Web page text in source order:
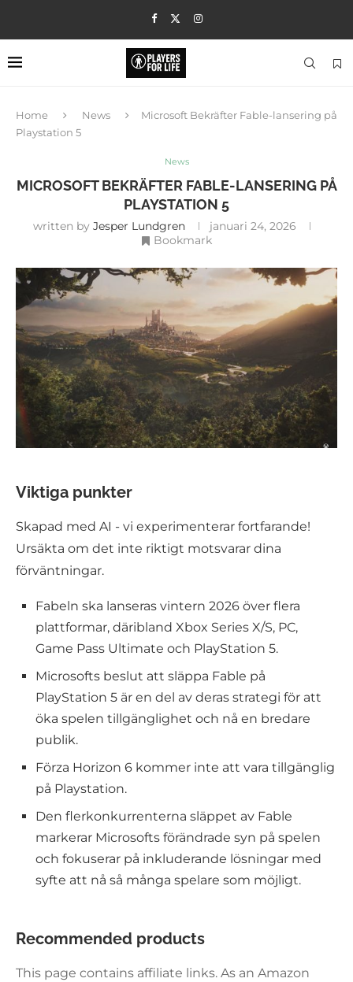
Home News
Microsoft Bekräfter Fable-lansering på
Playstation 5
News
MICROSOFT BEKRÄFTER FABLE-LANSERING PÅ
PLAYSTATION 5
written by Jesper Lundgren
januari 24, 2026
Bookmark
Viktiga punkter
Skapad med AI - vi experimenterar fortfarande!
Ursäkta om det inte riktigt motsvarar dina
förväntningar.
Fabeln ska lanseras vintern 2026 över flera
plattformar, däribland Xbox Series X/S, PC,
Game Pass Ultimate och PlayStation 5.
Microsofts beslut att släppa Fable på
PlayStation 5 är en del av deras strategi för att
öka spelen tillgänglighet och nå en bredare
publik.
Förza Horizon 6 kommer inte att vara tillgänglig
på Playstation.
Den flerkonkurrenterna släppet av Fable
markerar Microsofts förändrade syn på spelen
och fokuserar på inkluderande lösningar med
syfte att nå så många spelare som möjligt.
Recommended products
This page contains affiliate links. As an Amazon